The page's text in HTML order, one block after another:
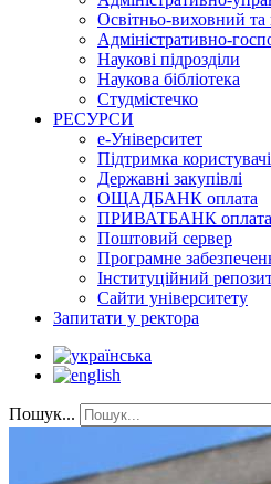
Освітньо-виховний
Адміністративно-
Наукові підрозділи
Наукова бібліотека
Студмістечко
РЕСУРСИ
е-Університет
Підтримка
Державні закупівлі
ОЩАДБАНК оплата
ПРИВАТБАНК оплата
Поштовий сервер
Програмне
Інституційний
Сайти університету
Запитати у ректора
Пошук...